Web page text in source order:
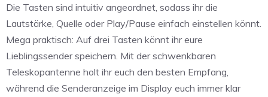
Die Tasten sind intuitiv angeordnet, sodass ihr die
Lautstärke, Quelle oder Play/Pause einfach einstellen könnt.
Mega praktisch: Auf drei Tasten könnt ihr eure
Lieblingssender speichern. Mit der schwenkbaren
Teleskopantenne holt ihr euch den besten Empfang,
während die Senderanzeige im Display euch immer klar